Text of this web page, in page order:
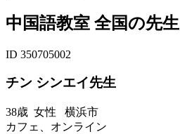
中国語教室 全国の先生
ID 350705002
チン シンエイ先生
38歳 女性 横浜市
カフェ、オンライン